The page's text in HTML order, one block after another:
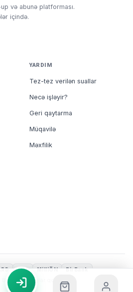
və abunə platforması.
içində.
YARDIM
Tez-tez verilən suallar
Necə işləyir?
Geri qaytarma
Müqavilə
Məxfilik
m10 MilliÖN BirBank
· Bütün hüquqlar qorunur